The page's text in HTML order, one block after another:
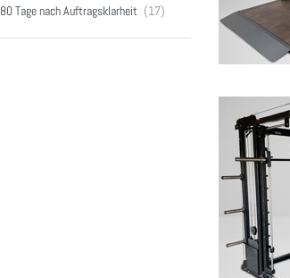
80 Tage nach Auftragsklarheit